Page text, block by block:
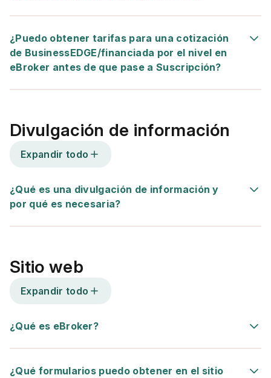
¿Puedo obtener tarifas para una cotización
de BusinessEDGE/financiada por el nivel en
eBroker antes de que pase a Suscripción?
Divulgación de información
Expandir todo
¿Qué es una divulgación de información y
por qué es necesaria?
Sitio web
Expandir todo
¿Qué es eBroker?
¿Qué formularios puedo obtener en el sitio